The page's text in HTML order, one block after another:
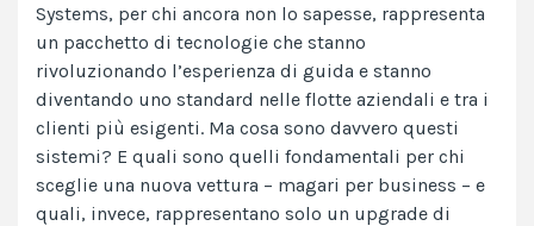
Systems, per chi ancora non lo sapesse, rappresenta
un pacchetto di tecnologie che stanno
rivoluzionando l’esperienza di guida e stanno
diventando uno standard nelle flotte aziendali e tra i
clienti più esigenti. Ma cosa sono davvero questi
sistemi? E quali sono quelli fondamentali per chi
sceglie una nuova vettura – magari per business – e
quali, invece, rappresentano solo un upgrade di